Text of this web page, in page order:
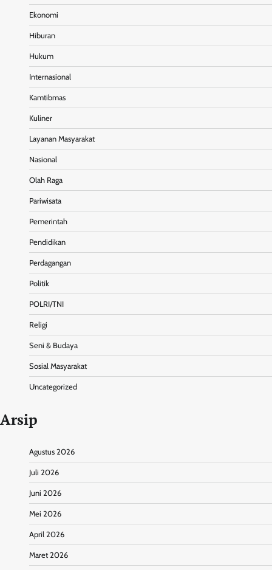
Ekonomi
Hiburan
Hukum
Internasional
Kamtibmas
Kuliner
Layanan Masyarakat
Nasional
Olah Raga
Pariwisata
Pemerintah
Pendidikan
Perdagangan
Politik
POLRI/TNI
Religi
Seni & Budaya
Sosial Masyarakat
Uncategorized
Arsip
Agustus 2026
Juli 2026
Juni 2026
Mei 2026
April 2026
Maret 2026